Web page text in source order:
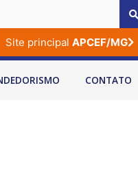
Site principal APCEF/MG
CONTATO